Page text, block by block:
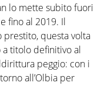
lo mette subito fuori
fino al 2019. Il
prestito, questa volta
titolo definitivo al
peggio: con i
all’Olbia per